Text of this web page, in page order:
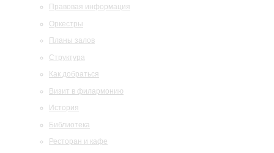
Правовая информация
Оркестры
Планы залов
Структура
Как добраться
Визит в филармонию
История
Библиотека
Ресторан и кафе